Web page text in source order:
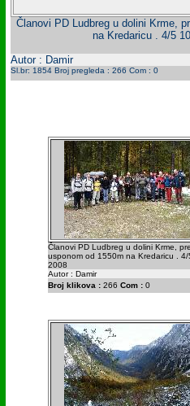
Članovi PD Ludbreg u dolini Krme,
na Kredaricu . 4/5
Autor : Damir
Sl.br: 1854 Broj pregleda : 266 Com : 0
Članovi PD Ludbreg u dolini Krme,
usponom od 1550m na Kredaricu . 4/
2008
Autor : Damir
Broj klikova : 266 Com : 0